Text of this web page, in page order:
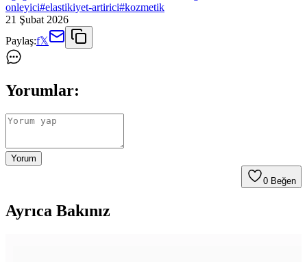
onleyici#elastikiyet-artirici#kozmetik
21 Şubat 2026
Paylaş:f𝕏
Yorumlar:
Yorum
0 Beğen
Ayrıca Bakınız